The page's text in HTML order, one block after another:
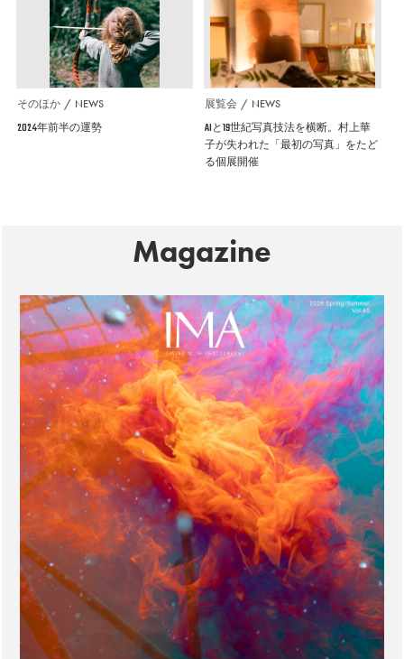
そのほか NEWS
2024年前半の運勢
展覧会 NEWS
AIと19世紀写真技法を横断。村上華
子が失われた「最初の写真」をたど
る個展開催
Magazine